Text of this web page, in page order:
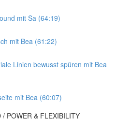
mit Sa (64:19)
mit Bea (61:22)
Linien bewusst spüren mit Bea
mit Bea (60:07)
/ POWER & FLEXIBILITY